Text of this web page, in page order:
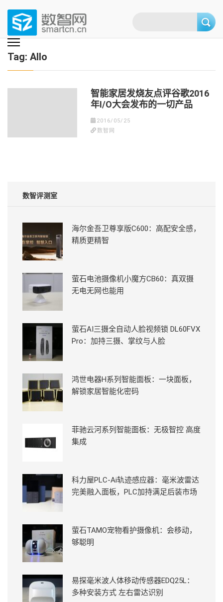
content
(Press
enter)
数智网
智能家居第一资讯门户 | 智能家居系统，智能家居产品，智能家居解决方
Tag: Allo
智能家居发烧友点评谷歌2016
年I/O大会发布的一切产品
2016/05/25
数智网
数智评测室
海尔金吾卫尊享版C600：高配安全感，
精质更精智
萤石电池摄像机小魔方CB60：真双摄
无电无网也能用
萤石AI三摄全自动人脸视频锁 DL60FVX
Pro：加持三摄、掌纹与人脸
鸿世电器H系列智能面板：一块面板，
解锁家居智能化密码
菲驰云河系列智能面板：无极智控 高度
集成
科力屋PLC-Ai轨迹感应器：毫米波雷达
完美融入面板，PLC加持满足后装市场
萤石TAMO宠物看护摄像机：会移动，
够聪明
易探毫米波人体移动传感器EDQ25L：
多种安装方式 左右雷达识别